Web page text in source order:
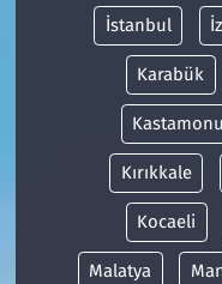
İstanbul
Karabük
Kastamonu
Kırıkkale
Kocaeli
Malatya